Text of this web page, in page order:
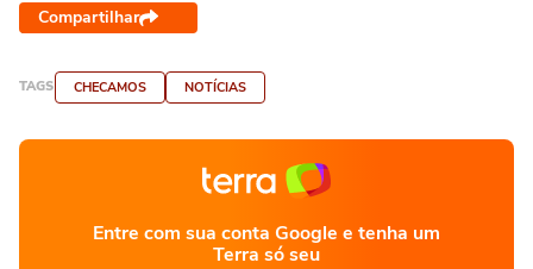
Compartilhar
TAGS CHECAMOS NOTÍCIAS
Entre com sua conta Google e tenha um
Terra só seu